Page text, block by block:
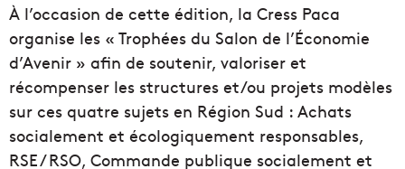
À l’occasion de cette édition, la Cress Paca
organise les « Trophées du Salon de l’Économie
d’Avenir » afin de soutenir, valoriser et
récompenser les structures et/ou projets modèles
sur ces quatre sujets en Région Sud : Achats
socialement et écologiquement responsables,
RSE / RSO, Commande publique socialement et